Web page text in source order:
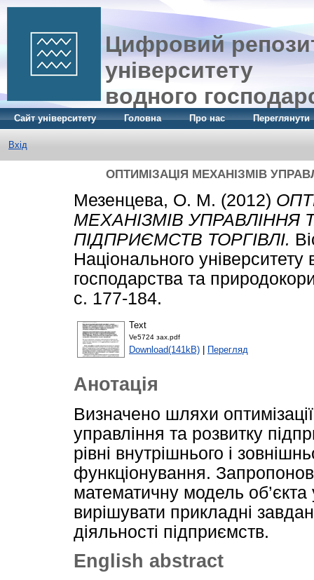
Цифровий
університету
водного
Сайт університету Головна Про нас Переглянути
Вхід
ОПТИМІЗАЦІЯ МЕХАНІЗМІВ
Мезенцева, О. М. (2012)
МЕХАНІЗМІВ УПРАВЛІННЯ
ПІДПРИЄМСТВ ТОРГІВЛІ.
Національного університету
господарства та
с. 177-184.
Text
Ve5724 зах.pdf
Download(141kB) | Перегляд
Анотація
Визначено шляхи
управління та розвитку
рівні внутрішнього і
функціонування.
математичну модель
вирішувати прикладні
діяльності підприємств.
English abstract